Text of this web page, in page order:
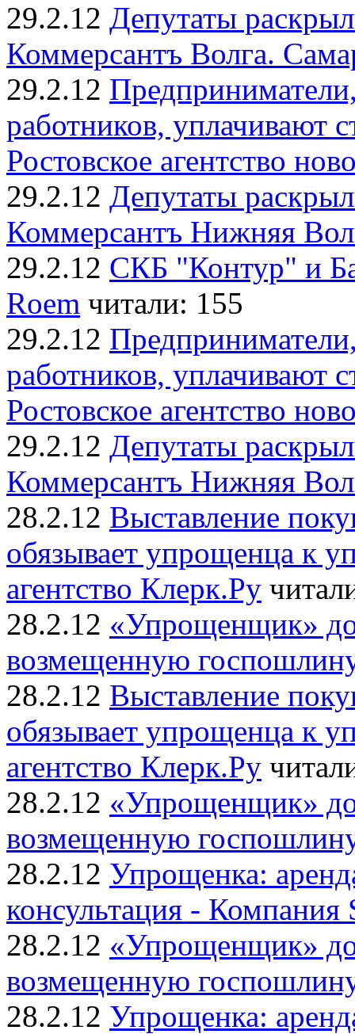
29.2.12 Депутаты
Коммерсантъ Волга.
29.2.12
работников, уплачивают
Ростовское агентство
29.2.12 Депутаты
Коммерсантъ Нижняя
29.2.12 СКБ "Контур" и
Roem читали: 155
29.2.12
работников, уплачивают
Ростовское агентство
29.2.12 Депутаты
Коммерсантъ Нижняя
28.2.12 Выставление
обязывает упрощенца к
агентство Клерк.Ру
28.2.12 «Упрощенщик»
возмещенную
28.2.12 Выставление
обязывает упрощенца к
агентство Клерк.Ру
28.2.12 «Упрощенщик»
возмещенную
28.2.12 Упрощенка:
консультация - Компания
28.2.12 «Упрощенщик»
возмещенную
28.2.12 Упрощенка: